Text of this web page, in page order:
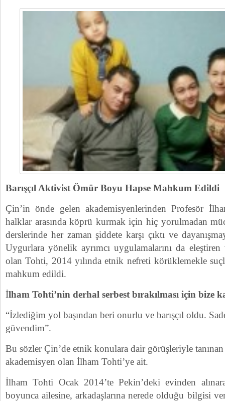
Barışçıl Aktivist Ömür Boyu Hapse Mahkum Edildi
Çin’in önde gelen akademisyenlerinden Profesör
halklar arasında köprü kurmak için hiç yorulmadan
derslerinde her zaman şiddete karşı çıktı ve
Uygurlara yönelik ayrımcı uygulamalarını da
olan Tohti, 2014 yılında etnik nefreti körüklemekle
mahkum edildi.
İlham Tohti’nin derhal serbest bırakılması için bize
“İzlediğim yol başından beri onurlu ve barışçıl oldu.
güvendim”.
Bu sözler Çin’de etnik konulara dair görüşleriyle tanınan
akademisyen olan İlham Tohti’ye ait.
İlham Tohti Ocak 2014’te Pekin’deki evinden
boyunca ailesine, arkadaşlarına nerede olduğu bilgisi